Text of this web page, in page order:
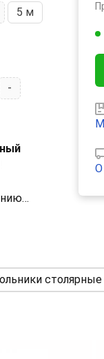
5 м
-
так и
О
столярные